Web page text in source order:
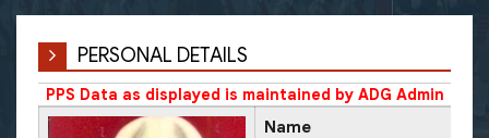
PERSONAL DETAILS
PPS Data as displayed is maintained by ADG Admin
Name